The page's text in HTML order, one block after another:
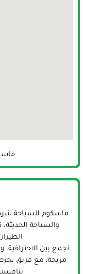
ماسكوم للسياحة
والسياحة
نجمع بين الاحترافية،
مريحة، مع فريق